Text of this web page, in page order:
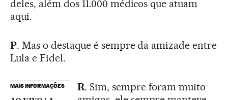
deles, além dos 11.000 médicos que atuam
aqui.
P. Mas o destaque é sempre da amizade entre
Lula e Fidel.
MAIS INFORMAÇÕES R. Sim, sempre foram muito